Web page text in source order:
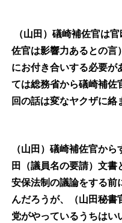
（山田）礒崎補佐官は
佐官は影響力あるとの言
にお付き合いする必要が
ては総務省から礒崎補佐
回の話は変なヤクザに絡
（山田）礒崎補佐官か
田（議員名の要請）文書
安保法制の議論をする前
んだろうが、（山田秘書
党がやっているうちはい